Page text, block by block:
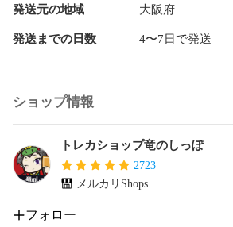
発送元の地域 大阪府
発送までの日数 4〜7日で発送
ショップ情報
トレカショップ竜のしっぽ
2723
メルカリShops
フォロー